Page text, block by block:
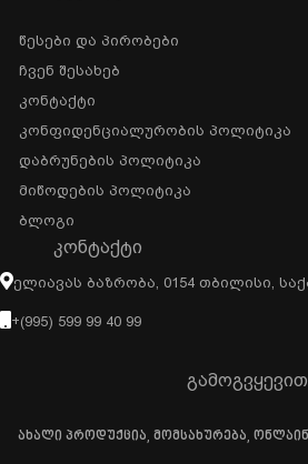
Წესები Და Პირობები
Ჩვენ Შესახებ
Კონტაქტი
Კონფიდენციალურობის Პოლიტიკა
Დაბრუნების Პოლიტიკა
Მიწოდების Პოლიტიკა
Ბლოგი
ᲙᲝᲜᲢᲐᲥᲢᲘ
Ელიავას Ბაზრობა, 0154 Თბილისი,
+(995) 599 99 40 99
გამოგვყევით
ახალი პროდუქცია, მომსახურება, ონლაინ